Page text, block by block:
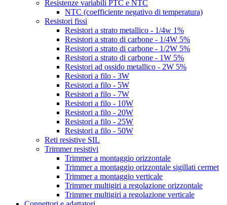
Resistenze variabili PTC e NTC
NTC (coefficiente negativo di temperatura)
Resistori fissi
Resistori a strato metallico - 1/4w 1%
Resistori a strato di carbone - 1/4W 5%
Resistori a strato di carbone - 1/2W 5%
Resistori a strato di carbone - 1W 5%
Resistori ad ossido metallico - 2W 5%
Resistori a filo - 3W
Resistori a filo - 5W
Resistori a filo - 7W
Resistori a filo - 10W
Resistori a filo - 20W
Resistori a filo - 25W
Resistori a filo - 50W
Reti resistive SIL
Trimmer resistivi
Trimmer a montaggio orizzontale
Trimmer a montaggio orizzontale sigillati cermet
Trimmer a montaggio verticale
Trimmer multigiri a regolazione orizzontale
Trimmer multigiri a regolazione verticale